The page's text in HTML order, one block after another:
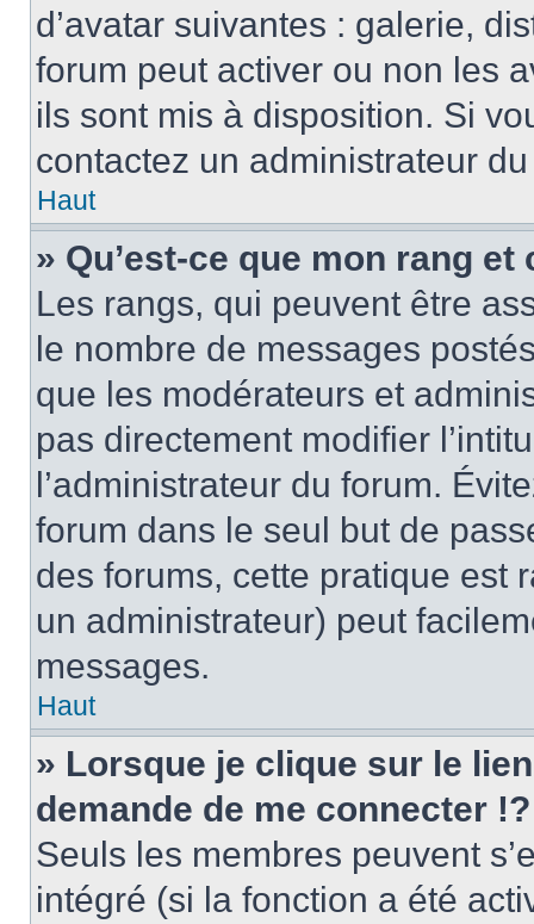
d’avatar suivantes : galerie,
forum peut activer ou non les
ils sont mis à disposition. Si
contactez un administrateur
Haut
» Qu’est-ce que mon rang
Les rangs, qui peuvent être
le nombre de messages
que les modérateurs et
pas directement modifier
l’administrateur du forum.
forum dans le seul but de
des forums, cette pratique est
un administrateur) peut
messages.
Haut
» Lorsque je clique sur le
demande de me connecter !?
Seuls les membres peuvent
intégré (si la fonction a été